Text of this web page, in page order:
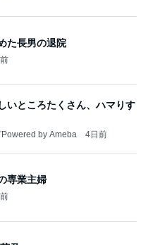
た長男の退院
いところたくさん、ハマりす
by Ameba 4日前
専業主婦